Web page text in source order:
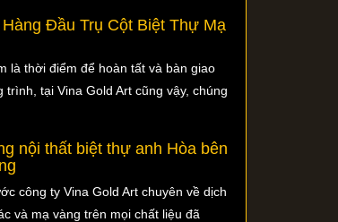
Hàng Đầu Trụ Cột Biệt Thự Mạ
là thời điểm để hoàn tất và bàn giao
trình, tại Vina Gold Art cũng vậy, chúng
nội thất biệt thự anh Hòa bên
công ty Vina Gold Art chuyên về dịch
và mạ vàng trên mọi chất liệu đã